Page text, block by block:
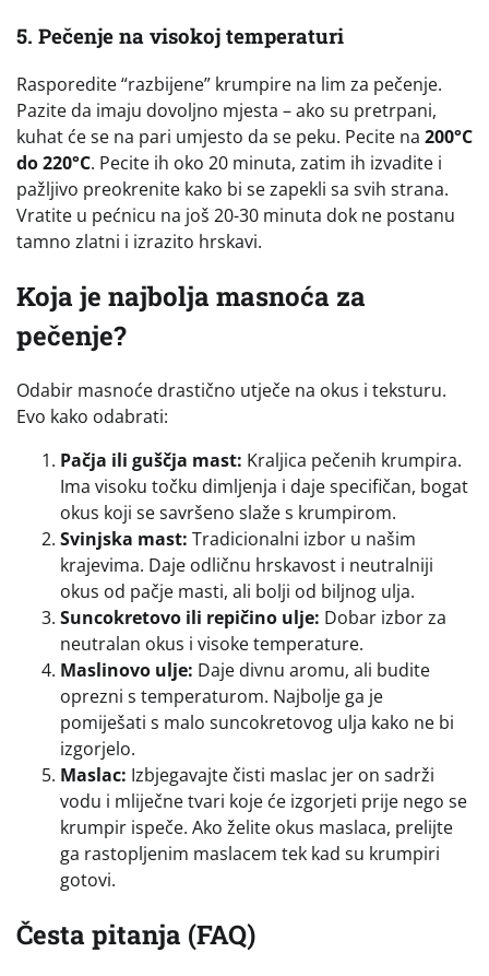
5. Pečenje na visokoj temperaturi
Rasporedite “razbijene” krumpire na lim za pečenje.
Pazite da imaju dovoljno mjesta – ako su pretrpani,
kuhat će se na pari umjesto da se peku. Pecite na 200°C
do 220°C. Pecite ih oko 20 minuta, zatim ih izvadite i
pažljivo preokrenite kako bi se zapekli sa svih strana.
Vratite u pećnicu na još 20-30 minuta dok ne postanu
tamno zlatni i izrazito hrskavi.
Koja je najbolja masnoća za
pečenje?
Odabir masnoće drastično utječe na okus i teksturu.
Evo kako odabrati:
Pačja ili guščja mast: Kraljica pečenih krumpira.
Ima visoku točku dimljenja i daje specifičan, bogat
okus koji se savršeno slaže s krumpirom.
Svinjska mast: Tradicionalni izbor u našim
krajevima. Daje odličnu hrskavost i neutralniji
okus od pačje masti, ali bolji od biljnog ulja.
Suncokretovo ili repičino ulje: Dobar izbor za
neutralan okus i visoke temperature.
Maslinovo ulje: Daje divnu aromu, ali budite
oprezni s temperaturom. Najbolje ga je
pomiješati s malo suncokretovog ulja kako ne bi
izgorjelo.
Maslac: Izbjegavajte čisti maslac jer on sadrži
vodu i mliječne tvari koje će izgorjeti prije nego se
krumpir ispeče. Ako želite okus maslaca, prelijte
ga rastopljenim maslacem tek kad su krumpiri
gotovi.
Česta pitanja (FAQ)